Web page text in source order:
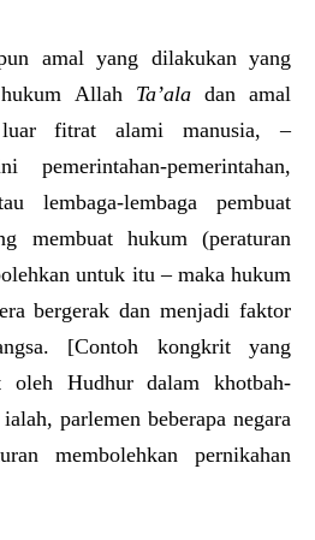
amal yang dilakukan yang
hukum Allah Ta’aladan amal
fitrat alami manusia, –
pemerintahan-pemerintahan,
lembaga-lembaga pembuat
membuat hukum (peraturan
untuk itu – maka hukum
bergerak dan menjadi faktor
[Contoh kongkrit yang
oleh Hudhur dalam khotbah-
parlemen beberapa negara
membolehkan pernikahan